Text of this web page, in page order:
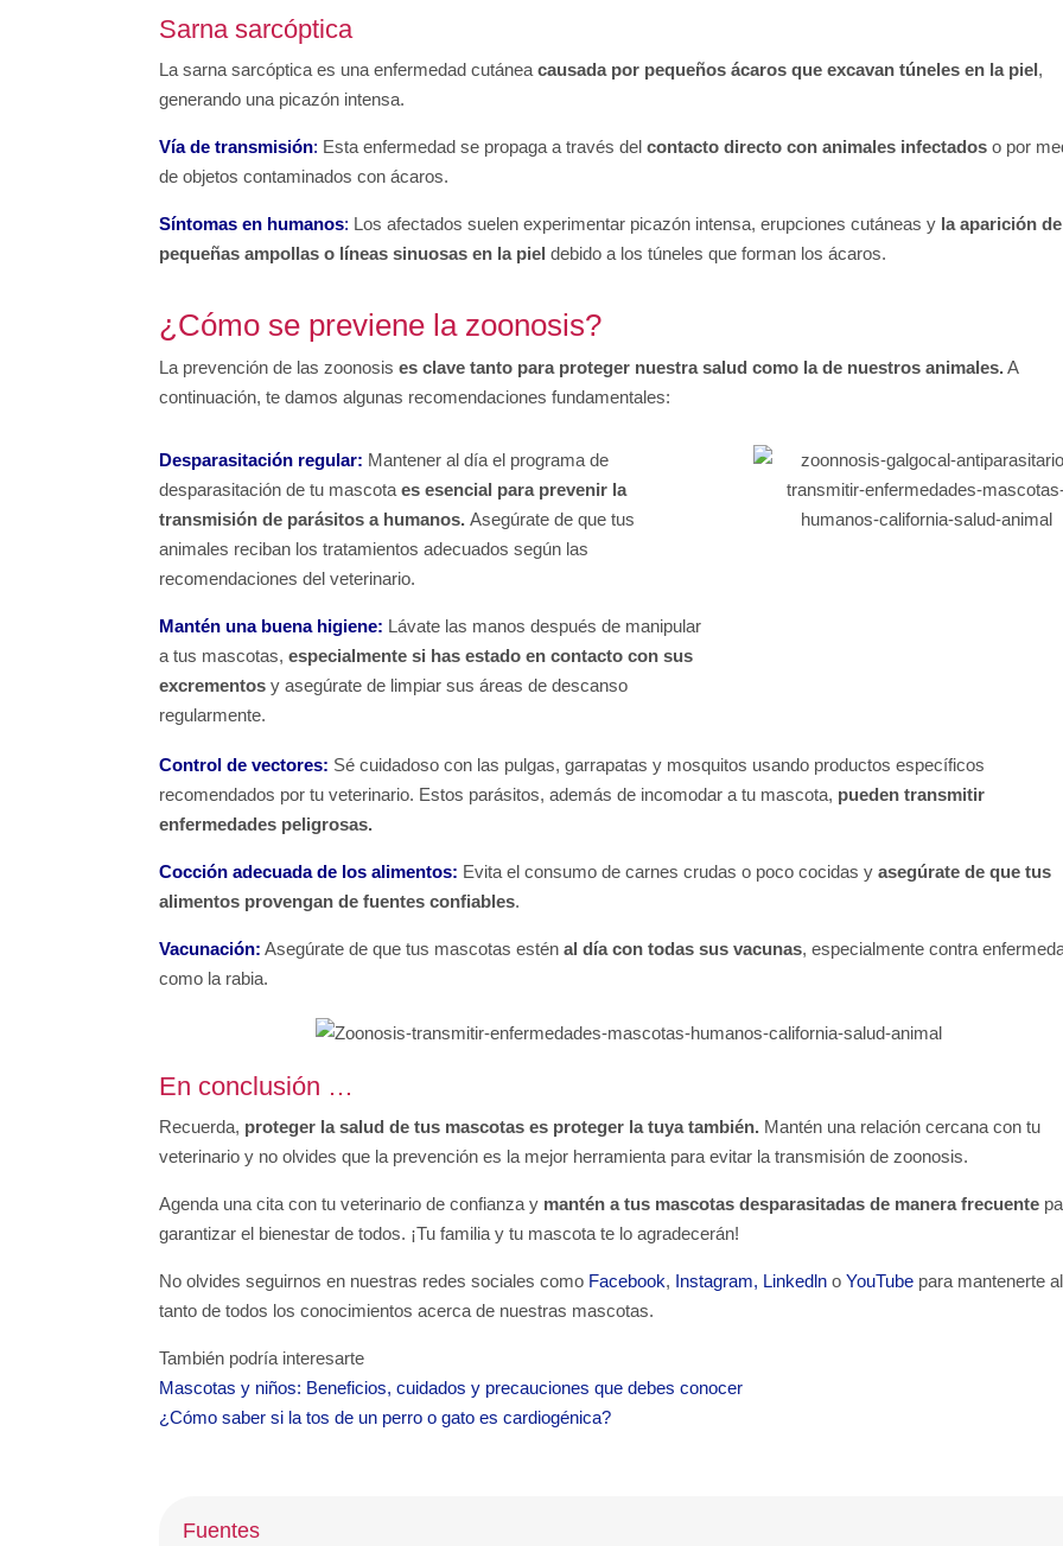
Sarna sarcóptica
La sarna sarcóptica es una enfermedad cutáneacausada por pequeños ácaros que excavan túneles en la piel,
generando una picazón intensa.
Vía de transmisión: Esta enfermedad se propaga a través delcontacto directo con animales infectados o por
de objetos contaminados con ácaros.
Síntomas en humanos: Los afectados suelen experimentar picazón intensa, erupciones cutáneas y la aparición de
pequeñas ampollas o líneas sinuosas en la piel debido a los túneles que forman los ácaros.
¿Cómo se previene la zoonosis?
La prevención de las zoonosis es clave tanto para proteger nuestra salud como la de nuestros animales.A
continuación, te damos algunas recomendaciones fundamentales:
Desparasitación regular: Mantener al día el programa de
desparasitación de tu mascotaes esencial para prevenir la
transmisión de parásitos a humanos.Asegúrate de que tus
animales reciban los tratamientos adecuados según las
recomendaciones del veterinario.
Mantén una buena higiene: Lávate las manos después de manipular
a tus mascotas,especialmente si has estado en contacto con sus
excrementos y asegúrate de limpiar sus áreas de descanso
regularmente.
Control de vectores: Sé cuidadoso con las pulgas, garrapatas y mosquitos usando productos específicos
recomendados por tu veterinario. Estos parásitos, además de incomodar a tu mascota, pueden transmitir
enfermedades peligrosas.
Cocción adecuada de los alimentos: Evita el consumo de carnes crudas o poco cocidas yasegúrate de que tus
alimentos provengan de fuentes confiables.
Vacunación: Asegúrate de que tus mascotas esténal día con todas sus vacunas, especialmente contra
como la rabia.
En conclusión …
Recuerda, proteger la salud de tus mascotas es proteger la tuya también. Mantén una relación cercana con tu
veterinario y no olvides que la prevención es la mejor herramienta para evitar la transmisión de zoonosis.
Agenda una cita con tu veterinario de confianza y mantén a tus mascotas desparasitadas de manera frecuente
garantizar el bienestar de todos. ¡Tu familia y tu mascota te lo agradecerán!
No olvides seguirnos en nuestras redes sociales como Facebook, Instagram, Linkedln oYouTube para mantenerte al
tanto de todos los conocimientos acerca de nuestras mascotas.
También podría interesarte
Mascotas y niños: Beneficios, cuidados y precauciones que debes conocer
¿Cómo saber si la tos de un perro o gato es cardiogénica?
Fuentes